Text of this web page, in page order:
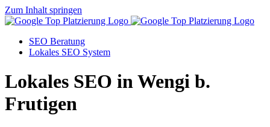
Zum Inhalt springen
SEO Beratung
Lokales SEO System
Lokales SEO in Wengi b.
Frutigen